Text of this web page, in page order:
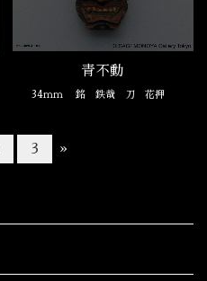
青不動
34ｍｍ 銘 鉄哉 刀 花押
3 »